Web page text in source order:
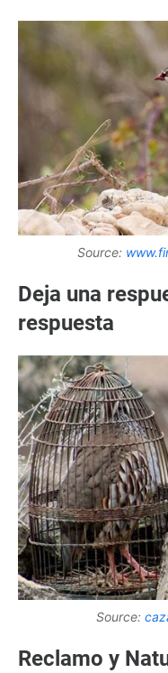
Source:
Deja una
respuesta
Source:
Reclamo y